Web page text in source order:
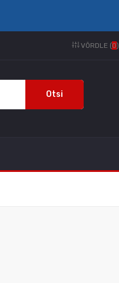
VÕRDLE (0)
Otsi